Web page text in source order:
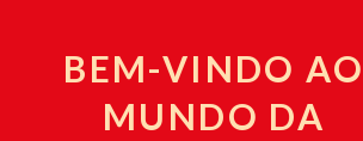
BEM-VINDO AO
MUNDO DA